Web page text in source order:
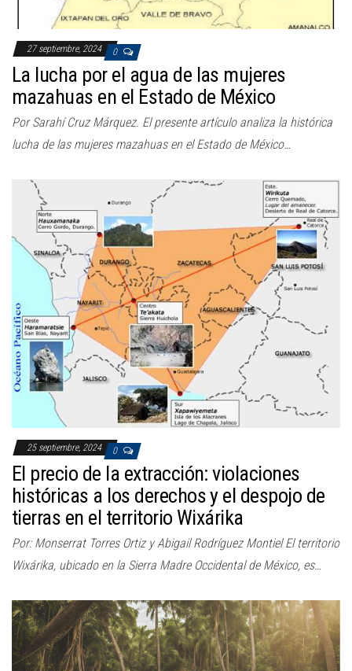
27 septiembre, 2024 0
La lucha por el agua de las mujeres
mazahuas en el Estado de México
Por Sarahí Cruz Márquez. El presente artículo analiza la histórica
lucha de las mujeres mazahuas en el Estado de México…
25 septiembre, 2024 0
El precio de la extracción: violaciones
históricas a los derechos y el despojo de
tierras en el territorio Wixárika
Por: Monserrat Torres Ortiz y Abigail Rodríguez Montiel El territorio
Wixárika, ubicado en la Sierra Madre Occidental de México, es…